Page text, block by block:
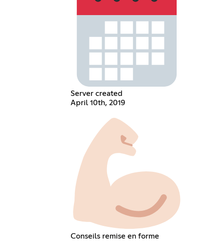
Server created
April 10th, 2019
Conseils remise en forme